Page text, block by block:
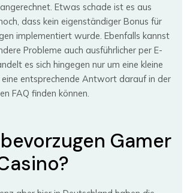
Etwas schade ist es aus
dass kein eigenständiger Bonus für
implementiert wurde. Ebenfalls kannst
Probleme auch ausführlicher per E-
es sich hingegen nur um eine kleine
eine entsprechende Antwort darauf in der
FAQ finden können.
Gamer